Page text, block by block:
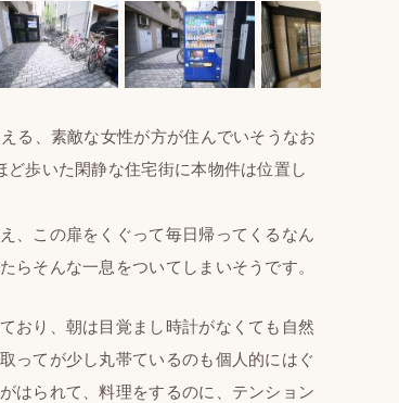
る、素敵な女性が方が住んでいそうなお
歩いた閑静な住宅街に本物件は位置し
、この扉をくぐって毎日帰ってくるなん
らそんな一息をついてしまいそうです。
おり、朝は目覚まし時計がなくても自然
ってが少し丸帯ているのも個人的にはぐ
はられて、料理をするのに、テンション